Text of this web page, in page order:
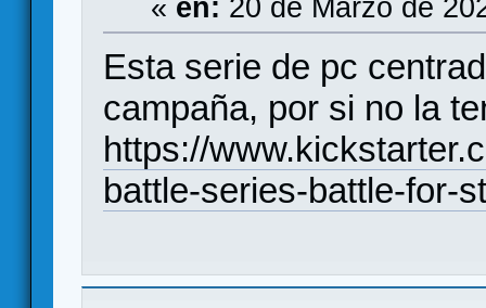
« en: 20 de Marzo de
Esta serie de pc
campaña, por si no la
https://
battle-series-battle-for-